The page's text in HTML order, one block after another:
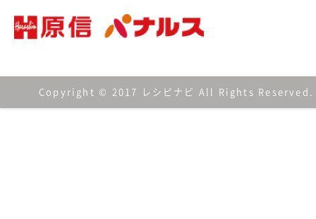
Copyright © 2017 レシピナビ All Rights Reserved.